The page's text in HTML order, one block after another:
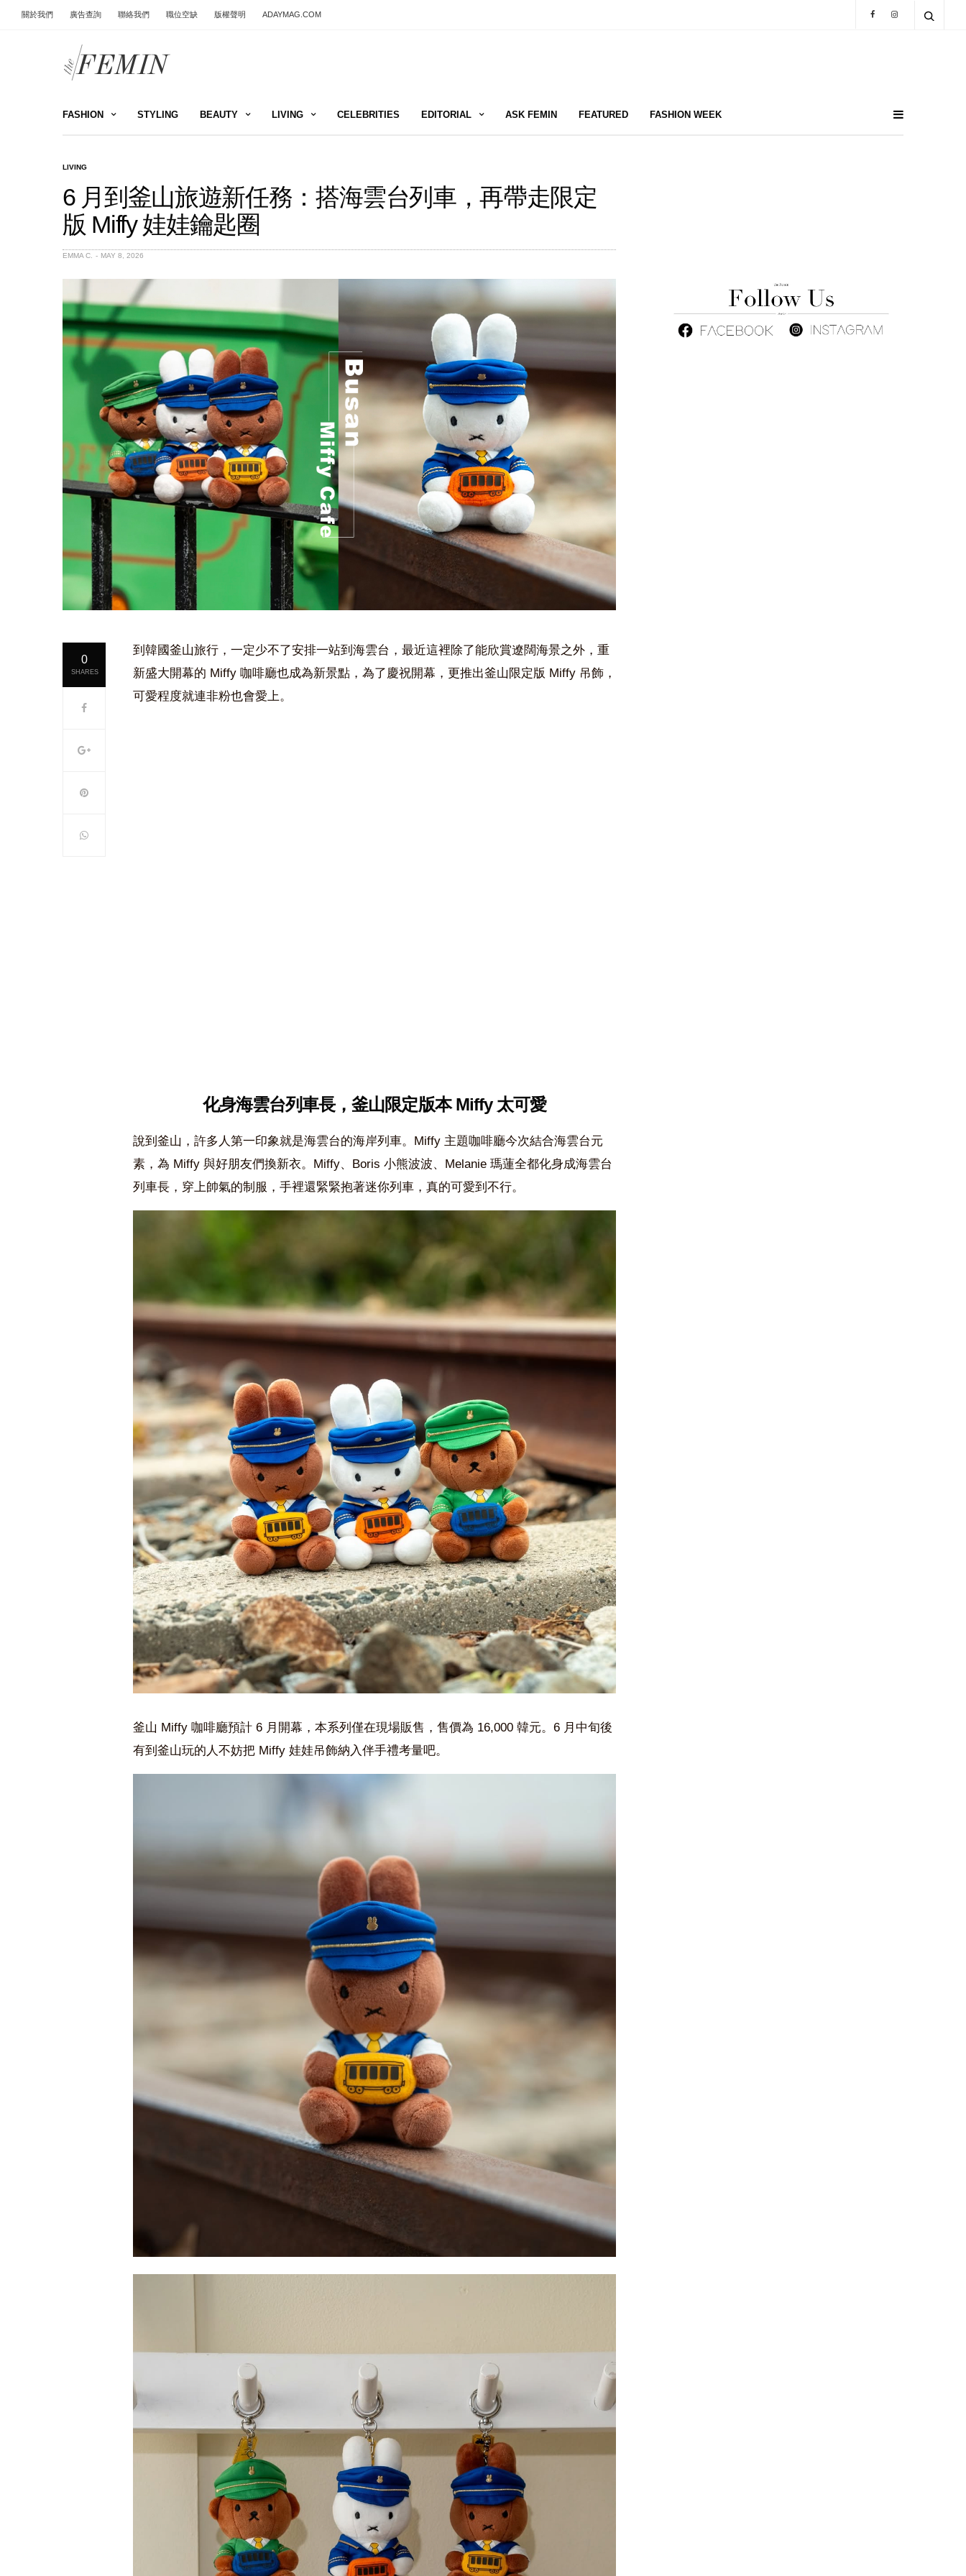
關於我們 廣告查詢 聯絡我們 職位空缺 版權聲明 ADAYMAG.COM
FASHION STYLING BEAUTY LIVING CELEBRITIES EDITORIAL ASK FEMIN FEATURED FASHION WEEK
LIVING
6 月到釜山旅遊新任務：搭海雲台列車，再帶走限定
版 Miffy 娃娃鑰匙圈
EMMA C. MAY 8, 2026
0
SHARES
到韓國釜山旅行，一定少不了安排一站到海雲台，最近這裡除了能欣賞遼闊海景之外，重
新盛大開幕的 Miffy 咖啡廳也成為新景點，為了慶祝開幕，更推出釜山限定版 Miffy 吊飾，
可愛程度就連非粉也會愛上。
化身海雲台列車長，釜山限定版本 Miffy 太可愛
說到釜山，許多人第一印象就是海雲台的海岸列車。Miffy 主題咖啡廳今次結合海雲台元
素，為 Miffy 與好朋友們換新衣。Miffy、Boris 小熊波波、Melanie 瑪蓮全都化身成海雲台
列車長，穿上帥氣的制服，手裡還緊緊抱著迷你列車，真的可愛到不行。
釜山 Miffy 咖啡廳預計 6 月開幕，本系列僅在現場販售，售價為 16,000 韓元。6 月中旬後
有到釜山玩的人不妨把 Miffy 娃娃吊飾納入伴手禮考量吧。